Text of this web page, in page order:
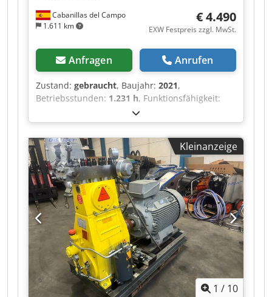
Cabanillas del Campo
1.611 km
€ 4.490
EXW Festpreis zzgl. MwSt.
Anfragen Anrufen
Zustand: gebraucht, Baujahr: 2021,
Betriebsstunden: 1.231 h, Funktionsfähigkeit:
, Gesamtbreite:
Gesamtlänge:950 mm, Gesamthöhe:800 mm,
Druck:500 bar, Betriebsdruck:450 bar, Art des
Eingangsstroms:Drehstrom
, Gesamtgewicht:
175 kg, Hochdruckschlauchlänge: 20.000 mm,
Volumenstrom:
0,96 m³/h , Leergewicht:175 kg,
Eingangsspannung:400 V, Schlauchlänge:
20.000 mm, Hochdruckreiniger/Sandstrahler
DENJET CE 20 COMPACT 500 - Druck: 500 bar -
Fördermenge: 16 l/min - Anschlussleistung: 15
kW - Spannung: 400 V - Stromaufnahme: 28 A -
20 m verschleißfester Hochdruckschlauch mit
½”-BSPP-Drehverschraubungen
(Verlängerungsschlauch). Crodpfx Aoyak Tyscwof
- 15 m ölbeständiges, 4-adriges Elektrokabel. -
Kleinanzeige
1 / 10